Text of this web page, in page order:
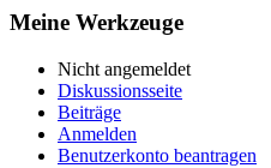
Meine Werkzeuge
Nicht angemeldet
Diskussionsseite
Beiträge
Anmelden
Benutzerkonto beantragen